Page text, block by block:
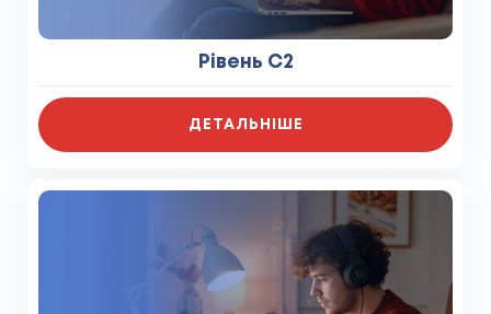
Рівень C2
ДЕТАЛЬНІШЕ